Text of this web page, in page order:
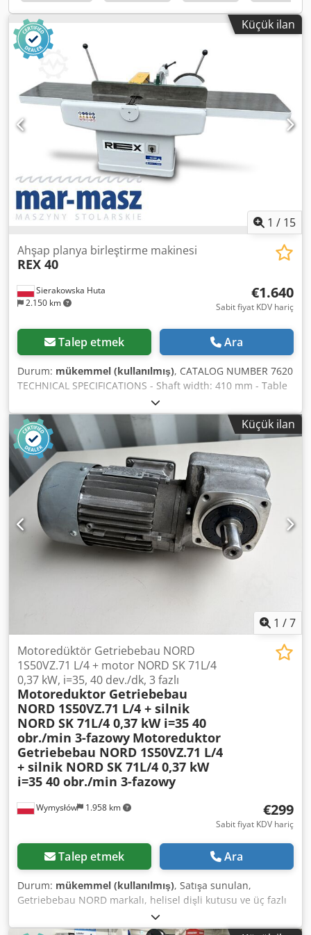
Adeztavvoper - cutting width at rip fence: 1350 mm - main
motor: 6 kW - table dimensions: 1190 x 990 mm - with table
extension: 1880 mm - with table length extension: 1890
mm - with scoring unit - max scoring blade diameter: 120
mm - scoring spindle diameter: 20 mm - scoring motor:
0.75 kW - 3 spindle speeds: 3500, 4500, 6000 rpm - brake -
extraction port diameter: 80, 120 mm - dimensions
(LxWxH): 3050 x 2200 x 1600 mm - weight: 800 kg
ADVANTAGES – Manufactured in Poland – Technical
documentation (DTR) – Blade guard – With scoring unit –
With extension and widening table – Used saw, condition:
very good Net Price: 15,900 PLN Net price: 3,780 EUR
(exchange rate: 4.2 EUR) (Prices may vary with larger
exchange rate fluctuations)
Küçük ilan
1 / 15
Sierakowska Huta
2.150 km
Ahşap planya birleştirme makinesi
REX 40
€1.640
Sabit fiyat KDV hariç
Talep etmek Ara
Durum: mükemmel (kullanılmış), CATALOG NUMBER 7620
TECHNICAL SPECIFICATIONS - Shaft width: 410 mm - Table
length: 2220 mm - Cast iron tables - Both tables adjustable
- Original cast iron fence - Motor approx. 3 kW -
Dimensions (L/W/H): 2220x800x1140 mm - Weight: 504 kg
ADVANTAGES – Made in Germany – Used surface planer –
Very good condition Net price: 6900 PLN Net price: 1640
EUR (based on an exchange rate of 4.2 EUR) (Prices may
vary with larger fluctuations) Dkjdozrlb Uepfx Adpsr
Küçük ilan
1 /7
Wymysłów 1.958 km
Motoredüktör Getriebebau NORD
1S50VZ.71 L/4 + motor NORD SK 71L/4
0,37 kW, i=35, 40 dev./dk, 3 fazlı
Motoreduktor Getriebebau
NORD 1S50VZ.71 L/4 + silnik
NORD SK 71L/4 0,37 kW i=35 40
obr./min 3-fazowy Motoreduktor
Getriebebau NORD 1S50VZ.71 L/4
+ silnik NORD SK 71L/4 0,37 kW
i=35 40 obr./min 3-fazowy
€299
Sabit fiyat KDV hariç
Talep etmek Ara
Durum: mükemmel (kullanılmış), Satışa sunulan,
Getriebebau NORD markalı, helisel dişli kutusu ve üç fazlı
motor içeren bir motor-redüktör. Cihaz tamamen çalışır
durumda, test edilmiş ve kullanıma hazırdır. Teknik